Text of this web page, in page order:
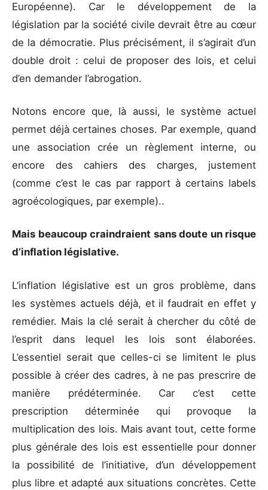
Européenne). Car le développement de la
législation par la société civile devrait être au cœur
de la démocratie. Plus précisément, il s’agirait d’un
double droit : celui de proposer des lois, et celui
d’en demander l’abrogation.
Notons encore que, là aussi, le système actuel
permet déjà certaines choses. Par exemple, quand
une association crée un règlement interne, ou
encore des cahiers des charges, justement
(comme c’est le cas par rapport à certains labels
agroécologiques, par exemple)..
Mais beaucoup craindraient sans doute un risque
d’inflation législative.
L’inflation législative est un gros problème, dans
les systèmes actuels déjà, et il faudrait en effet y
remédier. Mais la clé serait à chercher du côté de
l’esprit dans lequel les lois sont élaborées.
L’essentiel serait que celles-ci se limitent le plus
possible à créer des cadres, à ne pas prescrire de
manière prédéterminée. Car c’est cette
prescription déterminée qui provoque la
multiplication des lois. Mais avant tout, cette forme
plus générale des lois est essentielle pour donner
la possibilité de l’initiative, d’un développement
plus libre et adapté aux situations concrètes. Cette